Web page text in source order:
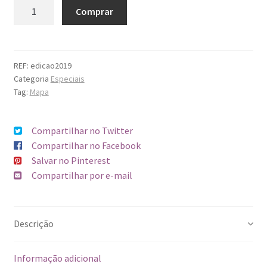
Quantidade Comprar
REF: edicao2019
Categoria Especiais
Tag: Mapa
Compartilhar no Twitter
Compartilhar no Facebook
Salvar no Pinterest
Compartilhar por e-mail
Descrição
Informação adicional